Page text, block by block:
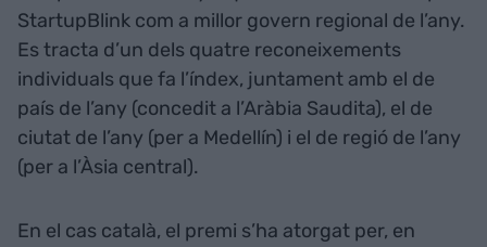
StartupBlink com a millor govern regional de l’any.
Es tracta d’un dels quatre reconeixements
individuals que fa l’índex, juntament amb el de
país de l’any (concedit a l’Aràbia Saudita), el de
ciutat de l’any (per a Medellín) i el de regió de l’any
(per a l’Àsia central).
En el cas català, el premi s’ha atorgat per, en